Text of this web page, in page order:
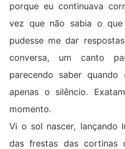
porque eu continuava
vez que não sabia o
pudesse me dar
conversa, um canto
parecendo saber quando
apenas o silêncio.
momento.
Vi o sol nascer, lançando
das frestas das cortinas